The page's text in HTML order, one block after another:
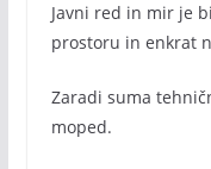
Javni red in mir je
prostoru in enkrat
Zaradi suma
moped.